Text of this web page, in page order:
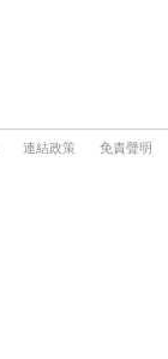
連結政策
免責聲明